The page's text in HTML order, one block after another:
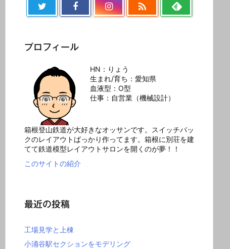

プロフィール
HN：りょう
生まれ/育ち：愛知県
血液型：O型
仕事：自営業（機械設計）
箱根登山鉄道が大好きなオッサンです。スイッチバッ
クのレイアウトばっかり作ってます。箱根に別荘を建
てて鉄道模型レイアウトサロンを開くのが夢！！
このサイトの紹介
最近の投稿
工場見学と上棟
小涌谷駅セクションをモデリング